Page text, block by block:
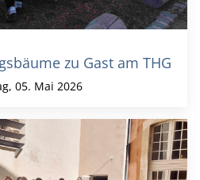
zu Gast am THG
05. Mai 2026